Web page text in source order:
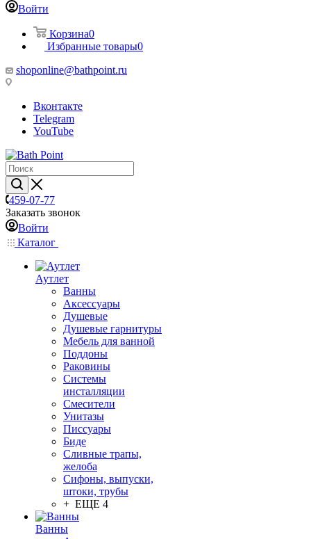
Войти
Корзина0
Избранные товары0
shoponline@bathpoint.ru
Вконтакте
Telegram
YouTube
459-07-77
Заказать звонок
Войти
Каталог
Аутлет
Ванны
Аксессуары
Душевые
Душевые гарнитуры
Мебель для ванной
Поддоны
Раковины
Системы
инсталляции
Смесители
Унитазы
Писсуары
Биде
Сливные трапы,
желоба
Сифоны, выпуски,
штоки, трубы
+ ЕЩЕ 4
Ванны